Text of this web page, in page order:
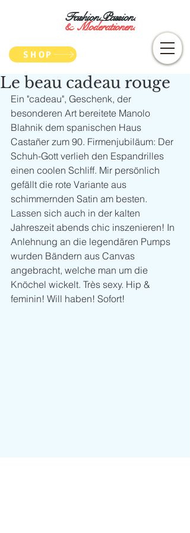
Fashion.Passion.
&Moderationen.
SHOP
Le beau cadeau rouge
Ein "cadeau", Geschenk, der
besonderen Art bereitete Manolo
Blahnik dem spanischen Haus
Castañer zum 90. Firmenjubiläum: Der
Schuh-Gott verlieh den Espandrilles
einen coolen Schliff. Mir persönlich
gefällt die rote Variante aus
schimmernden Satin am besten.
Lassen sich auch in der kalten
Jahreszeit abends chic inszenieren! In
Anlehnung an die legendären Pumps
wurden Bändern aus Canvas
angebracht, welche man um die
Knöchel wickelt. Très sexy. Hip &
feminin! Will haben! Sofort!